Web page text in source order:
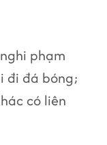
phạm
đi đá bóng;
có liên